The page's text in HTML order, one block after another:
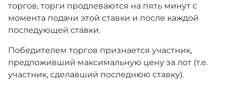
торгов, торги продлеваются на пять минут с
момента подачи этой ставки и после каждой
последующей ставки.
Победителем торгов признается участник,
предложивший максимальную цену за лот (т.е.
участник, сделавший последнюю ставку).